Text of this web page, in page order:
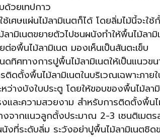
ด้วยเทปกาว
เศษแผ่นไม้ลามิเนตก็ได้ โดยลิ่มไม้นี้จะใ
มิเนตขยายตัวไปชนผนังทำให้พื้นไม้ลา
อพื้นไม้ลามิเนต มองเห็นเป็นสันตะเข็บ
ทิศทางการปูพื้นไม้ลามิเนตให้เป็นแนวขน
ติดตั้งพื้นไม้ลามิเนตในบริเวณเฉพาะภา
ว่างบังใบประตู โดยให้ขอบของพื้นไม้ลา
และความสวยงาม สำหรับการติดตั้งพื้
งจากแนวลูกตั้งประมาณ 2-3 เซนติเม
งที่ระดับลิ่ม ระวังอย่าปูพื้นไม้ลามิเนตชิ